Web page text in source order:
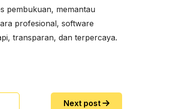
pembukuan, memantau
profesional, software
transparan, dan terpercaya.
Next post